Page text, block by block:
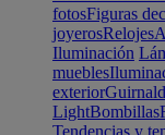
fotosFiguras
joyerosRelojes
Iluminación
muebles
exterior
LightBombillas
Tendencias y